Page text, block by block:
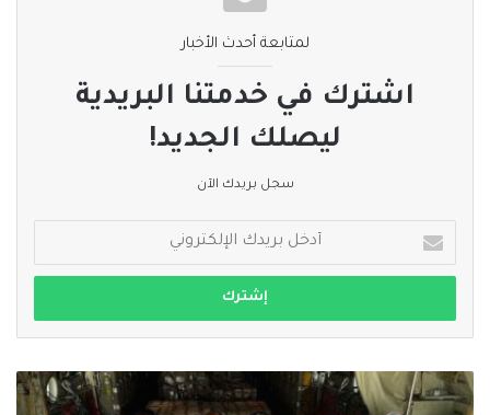
لمتابعة أحدث الأخبار
اشترك في خدمتنا البريدية
ليصلك الجديد!
سجل بريدك الآن
بريدك
الإلكتروني
إقلاع
الطائرة